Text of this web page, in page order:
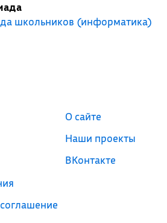
школьников (информатика)
О сайте
Наши проекты
ВКонтакте